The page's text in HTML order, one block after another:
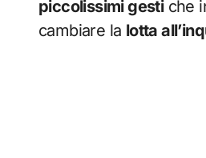
piccolissimi gestiche
cambiare la lotta